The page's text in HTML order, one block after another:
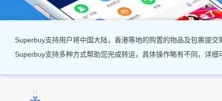
Superbuy支持用户将中国大陆，香港等地的购置的物品及包裹提
Superbuy支持多种方式帮助您完成转运，具体操作略有不同，详细